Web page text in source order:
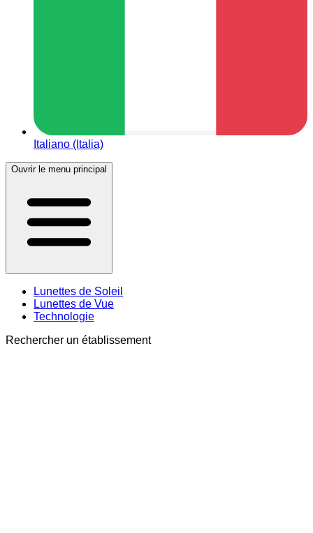
Italiano (Italia)
Ouvrir le menu principal
Lunettes de Soleil
Lunettes de Vue
Technologie
Rechercher un établissement